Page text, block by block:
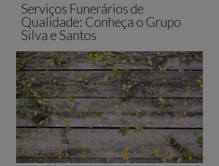
Serviços Funerários de
Qualidade: Conheça o Grupo
Silva e Santos